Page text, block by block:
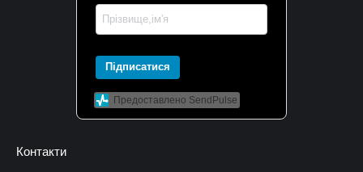
Підписатися
Предоставлено SendPulse
Контакти